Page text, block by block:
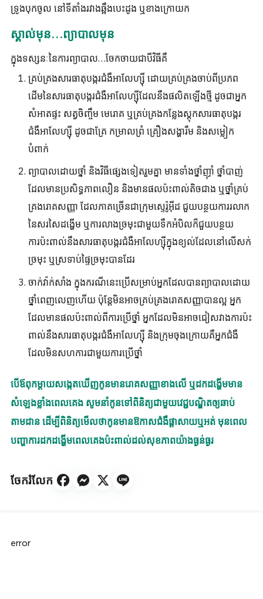
ទ្រូងបុកចូល នៅទីតាំងរវាងឆ្អឹងបេះដូង ឬខាងក្រោយក
ស្គាល់មុន…ព្យាបាលមុន
ក្នុងទស្សនៈនៃការព្យាបាល…ចែកចាយជាបីវិធីគឺ
គ្រប់គ្រងសារធាតុបង្ករជំងឺអាលែហ្ស៊ី ដោយគ្រប់គ្រងចាប់ពីប្រភព
ដើមនៃសារធាតុបង្ករជំងឺអាលែហ្ស៊ីដែលនឹងផលិតឡើងថ្មី ដូចជាអ្នក
សំអាតផ្ទះ សត្វចិញ្ចឹម មេរោគ ឬគ្រប់គ្រងកន្លែងស្តុកសារធាតុបង្ករ
ជំងឺអាលែហ្ស៊ី ដូចជាគ្រែ កម្រាលព្រំ គ្រឿងសង្ហារឹម និងសម្លៀក
បំពាក់
ព្យាបាលដោយថ្នាំ និងវិធីផ្សេងទៀតរួមគ្នា មានទាំងថ្នាំញ៉ាំ ថ្នាំបាញ់
ដែលមានប្រសិទ្ធភាពលឿន និងមានផលប៉ះពាល់តិចជាង ឬថ្នាំគ្រប់
គ្រងរោគសញ្ញា ដែលភាគច្រើនជាក្រុមស្ទេរ៉ូអ៊ីដ ជួយបន្ថយការរលាក
នៃសរសៃដង្ហើម ឬការលាងច្រមុះជាមួយទឹកអំបិលក៏ជួយបន្ថយ
ការប៉ះពាល់នឹងសារធាតុបង្ករជំងឺអាលែហ្ស៊ីក្នុងខ្យល់ដែលនៅលើសក់
ច្រមុះ ឬស្រទាប់ផ្ទៃច្រមុះបានដែរ
ចាក់វ៉ាក់សាំង ក្នុងករណីនេះប្រើសម្រាប់អ្នកដែលបានព្យាបាលដោយ
ថ្នាំពេញលេញហើយ ប៉ុន្តែមិនអាចគ្រប់គ្រងរោគសញ្ញាបានល្អ អ្នក
ដែលមានផលប៉ះពាល់ពីការប្រើថ្នាំ អ្នកដែលមិនអាចជៀសវាងការប៉ះ
ពាល់នឹងសារធាតុបង្ករជំងឺអាលែហ្ស៊ី និងក្រុមចុងក្រោយគឺអ្នកជំងឺ
ដែលមិនសហការជាមួយការប្រើថ្នាំ
បើឪពុកម្តាយសង្កេតឃើញកូនមានរោគសញ្ញាខាងលើ ឬដកដង្ហើមមាន
សំឡេងខ្លាំងពេលគេង សូមនាំកូនទៅពិនិត្យជាមួយវេជ្ជបណ្ឌិតឲ្យឆាប់
តាមដាន ដើម្បីពិនិត្យមើលថាកូនមានឱកាសជំងឺផ្តាសាយឬអត់ មុនពេល
បញ្ហាការដកដង្ហើមពេលគេងប៉ះពាល់ដល់សុខភាពយ៉ាងធ្ងន់ធ្ងរ
ចែករំលែក
error